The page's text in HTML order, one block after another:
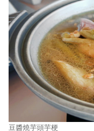
豆醬燒芋頭芋梗